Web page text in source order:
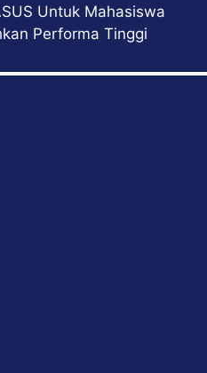
Untuk Mahasiswa
Performa Tinggi